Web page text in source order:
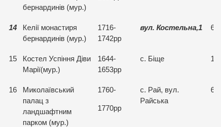
бернардинів (мур.)
14
Келії монастиря
бернардинів (мур.)
1716-
1742рр
вул. Костельна,1
15
Костел Успіння Діви
Марії(мур.)
1644-
1653рр
с. Біще
16
Миколаївський
палац з
ландшафтним
парком (мур.)
1760-
1770рр
с. Рай, вул.
Райська